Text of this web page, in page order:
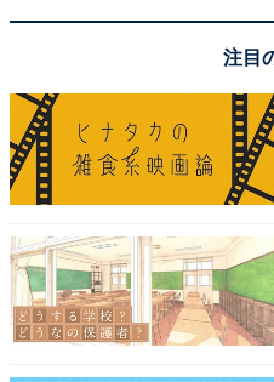
山本浩之選手（福岡）
・自己最高記録……1時間19
・目標タイム……1時間25分
東京マラソンで過去4回優
2012、2014、2018）。ち
注目